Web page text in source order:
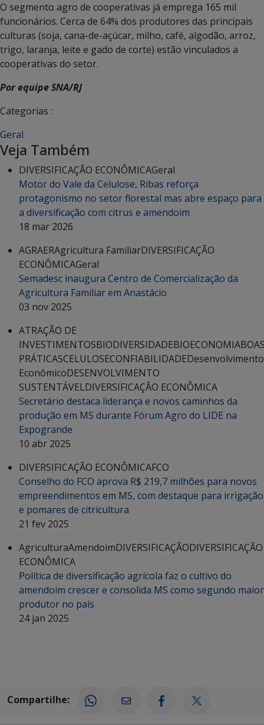
O segmento agro de cooperativas já emprega 165 mil
funcionários. Cerca de 64% dos produtores das principais
culturas (soja, cana-de-açúcar, milho, café, algodão, arroz,
trigo, laranja, leite e gado de corte) estão vinculados a
cooperativas do setor.
Por equipe SNA/RJ
Categorias :
Geral
Veja Também
DIVERSIFICAÇÃO ECONÔMICAGeral
Motor do Vale da Celulose, Ribas reforça
protagonismo no setor florestal mas abre espaço para
a diversificação com citrus e amendoim
18 mar 2026
AGRAERAgricultura FamiliarDIVERSIFICAÇÃO
ECONÔMICAGeral
Semadesc inaugura Centro de Comercialização da
Agricultura Familiar em Anastácio
03 nov 2025
ATRAÇÃO DE
INVESTIMENTOSBIODIVERSIDADEBIOECONOMIA
PRÁTICASCELULOSECONFIABILIDADEDesenvolvimento
EconômicoDESENVOLVIMENTO
SUSTENTÁVELDIVERSIFICAÇÃO ECONÔMICA
Secretário destaca liderança e novos caminhos da
produção em MS durante Fórum Agro do LIDE na
Expogrande
10 abr 2025
DIVERSIFICAÇÃO ECONÔMICAFCO
Conselho do FCO aprova R$ 219,7 milhões para novos
empreendimentos em MS, com destaque para irrigação
e pomares de citricultura
21 fev 2025
AgriculturaAmendoimDIVERSIFICAÇÃODIVERSIFICAÇÃO
ECONÔMICA
Política de diversificação agrícola faz o cultivo do
amendoim crescer e consolida MS como segundo maior
produtor no país
24 jan 2025
Compartilhe: